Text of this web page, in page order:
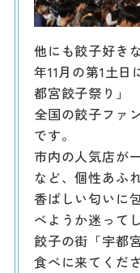
他にも餃子好き
年11月の第1土
都宮餃子祭り」
全国の餃子ファ
です。
市内の人気店が
など、個性あふ
香ばしい匂いに
べようか迷って
餃子の街「宇都
食べに来てくだ